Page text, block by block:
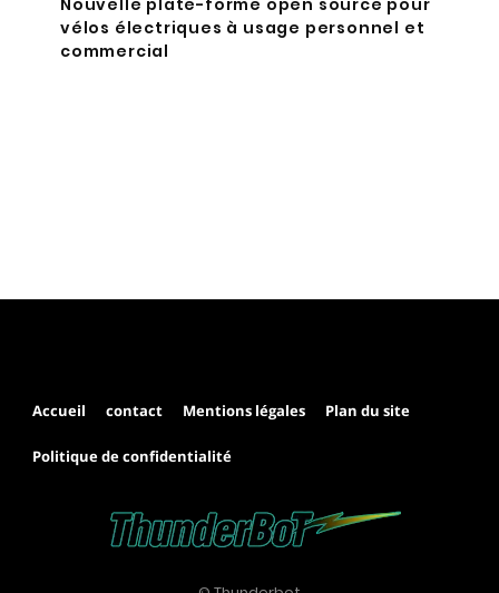
Nouvelle plate-forme open source pour
vélos électriques à usage personnel et
commercial
Accueil contact Mentions légales Plan du site
Politique de confidentialité